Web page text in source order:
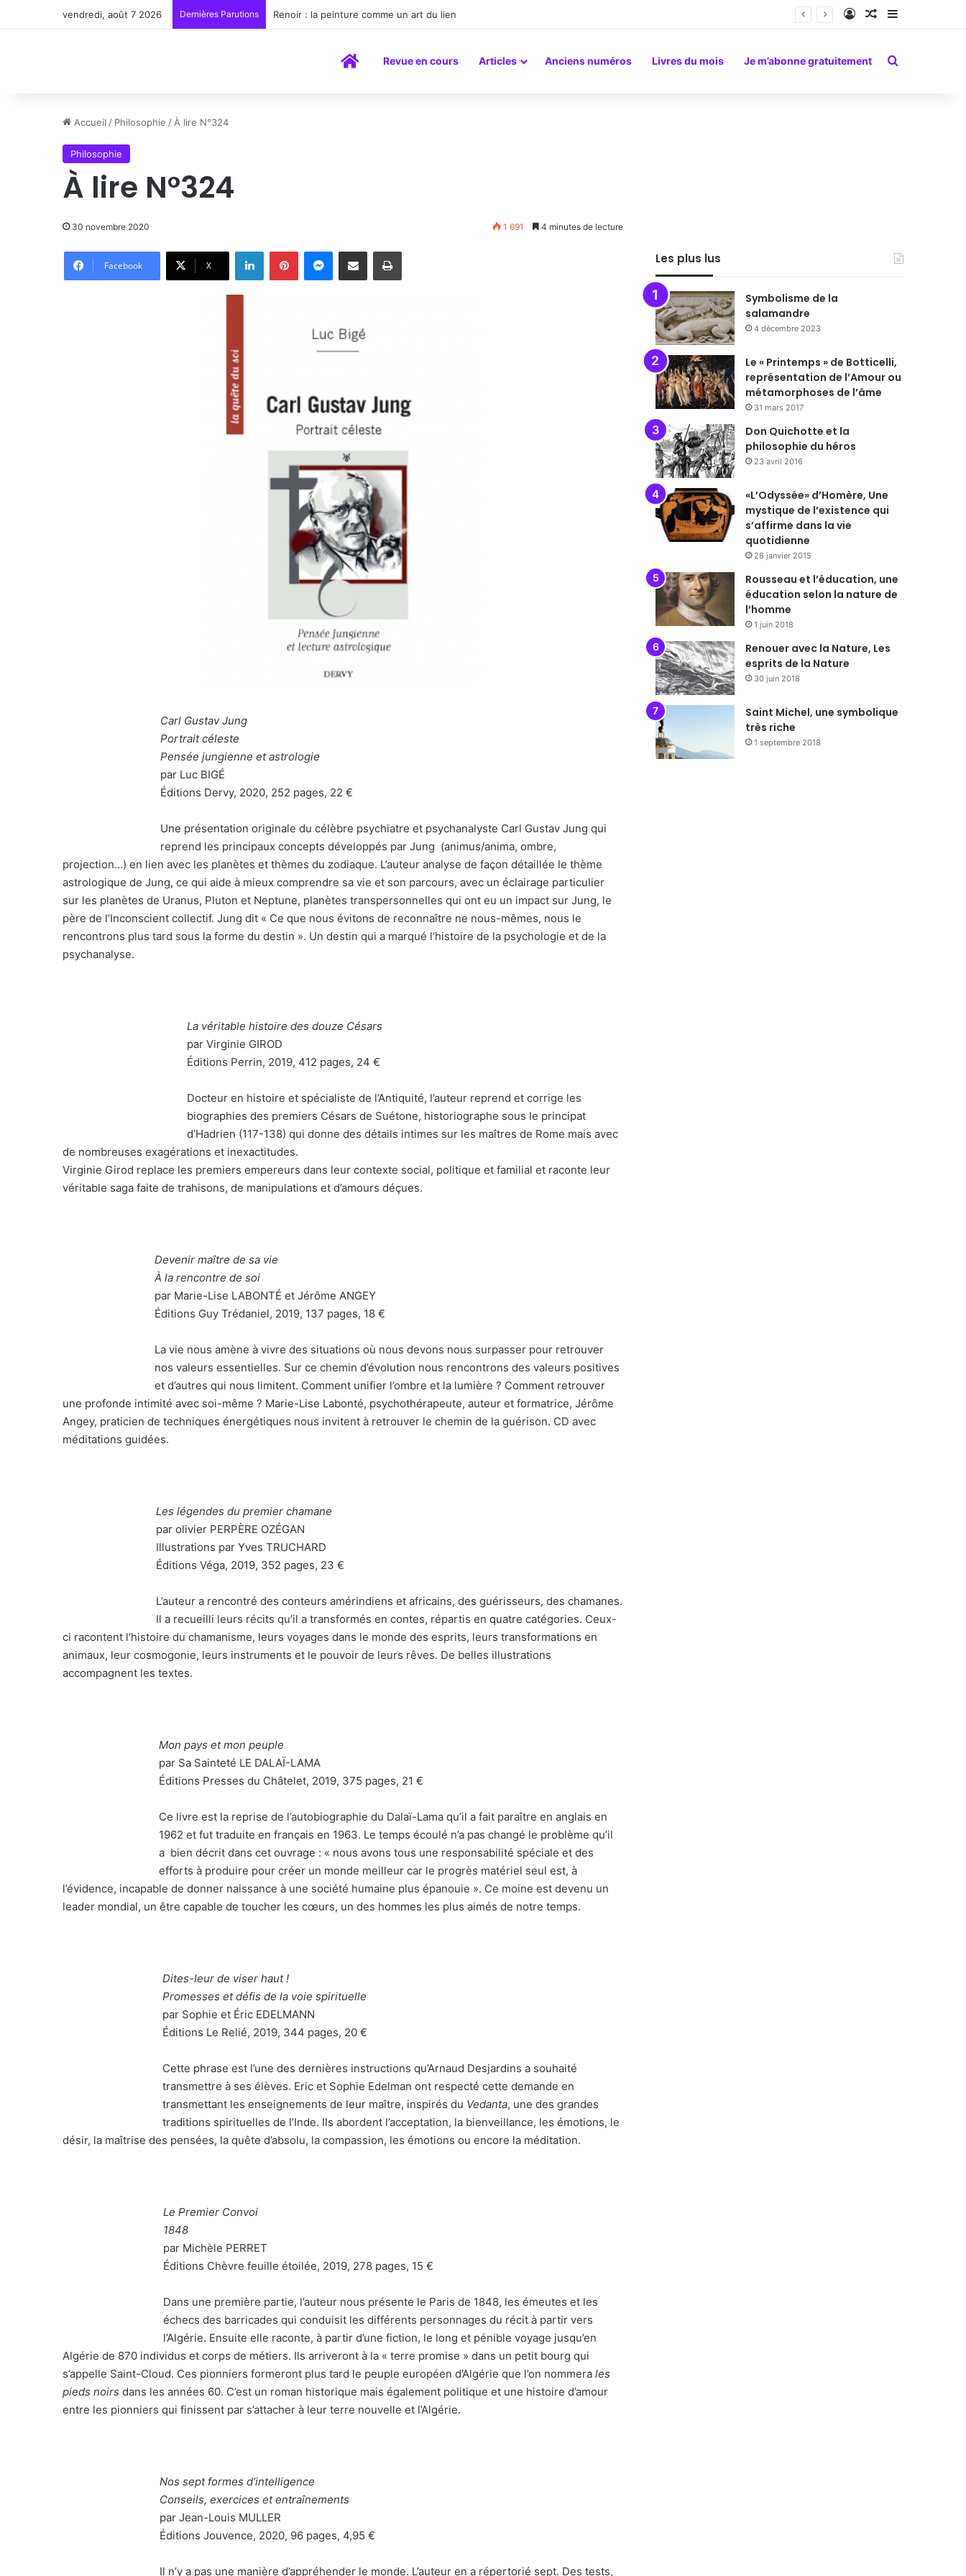
vendredi, août 7 2026 Dernières Parutions Renoir : la peinture comme un art du lien Connexion
Article Aléatoire
Sidebar
AccueilRevue en cours Articles Anciens numéros Livres du mois Je m’abonne gratuitement Rechercher
Accueil / Philosophie / À lire N°324
Philosophie
À lire N°324
30 novembre 2020 1 691 4 minutes de lecture
Facebook X
LinkedinPinterestMessenger
Partager par email Imprimer
Carl Gustav Jung
Portrait céleste
Pensée jungienne et astrologie
par Luc BIGÉ
Éditions Dervy, 2020, 252 pages, 22 €
Une présentation originale du célèbre psychiatre et psychanalyste Carl Gustav Jung qui
reprend les principaux concepts développés par Jung (animus/anima, ombre,
projection…) en lien avec les planètes et thèmes du zodiaque. L’auteur analyse de façon détaillée le thème
astrologique de Jung, ce qui aide à mieux comprendre sa vie et son parcours, avec un éclairage particulier
sur les planètes de Uranus, Pluton et Neptune, planètes transpersonnelles qui ont eu un impact sur Jung, le
père de l’Inconscient collectif. Jung dit « Ce que nous évitons de reconnaître ne nous-mêmes, nous le
rencontrons plus tard sous la forme du destin ». Un destin qui a marqué l’histoire de la psychologie et de la
psychanalyse.
La véritable histoire des douze Césars
par Virginie GIROD
Éditions Perrin, 2019, 412 pages, 24 €
Docteur en histoire et spécialiste de l’Antiquité, l’auteur reprend et corrige les
biographies des premiers Césars de Suétone, historiographe sous le principat
d’Hadrien (117-138) qui donne des détails intimes sur les maîtres de Rome mais avec
de nombreuses exagérations et inexactitudes.
Virginie Girod replace les premiers empereurs dans leur contexte social, politique et familial et raconte leur
véritable saga faite de trahisons, de manipulations et d’amours déçues.
Devenir maître de sa vie
À la rencontre de soi
par Marie-Lise LABONTÉ et Jérôme ANGEY
Éditions Guy Trédaniel, 2019, 137 pages, 18 €
La vie nous amène à vivre des situations où nous devons nous surpasser pour retrouver
nos valeurs essentielles. Sur ce chemin d’évolution nous rencontrons des valeurs positives
et d’autres qui nous limitent. Comment unifier l’ombre et la lumière ? Comment retrouver
une profonde intimité avec soi-même ? Marie-Lise Labonté, psychothérapeute, auteur et formatrice, Jérôme
Angey, praticien de techniques énergétiques nous invitent à retrouver le chemin de la guérison. CD avec
méditations guidées.
Les légendes du premier chamane
par olivier PERPÈRE OZÉGAN
Illustrations par Yves TRUCHARD
Éditions Véga, 2019, 352 pages, 23 €
L’auteur a rencontré des conteurs amérindiens et africains, des guérisseurs, des chamanes.
Il a recueilli leurs récits qu’il a transformés en contes, répartis en quatre catégories. Ceux-
ci racontent l’histoire du chamanisme, leurs voyages dans le monde des esprits, leurs transformations en
animaux, leur cosmogonie, leurs instruments et le pouvoir de leurs rêves. De belles illustrations
accompagnent les textes.
Mon pays et mon peuple
par Sa Sainteté LE DALAÏ-LAMA
Éditions Presses du Châtelet, 2019, 375 pages, 21 €
Ce livre est la reprise de l’autobiographie du Dalaï-Lama qu’il a fait paraître en anglais en
1962 et fut traduite en français en 1963. Le temps écoulé n’a pas changé le problème qu’il
a bien décrit dans cet ouvrage : « nous avons tous une responsabilité spéciale et des
efforts à produire pour créer un monde meilleur car le progrès matériel seul est, à
l’évidence, incapable de donner naissance à une société humaine plus épanouie ». Ce moine est devenu un
leader mondial, un être capable de toucher les cœurs, un des hommes les plus aimés de notre temps.
Dites-leur de viser haut !
Promesses et défis de la voie spirituelle
par Sophie et Éric EDELMANN
Éditions Le Relié, 2019, 344 pages, 20 €
Cette phrase est l’une des dernières instructions qu’Arnaud Desjardins a souhaité
transmettre à ses élèves. Eric et Sophie Edelman ont respecté cette demande en
transmettant les enseignements de leur maître, inspirés du Vedanta, une des grandes
traditions spirituelles de l’Inde. Ils abordent l’acceptation, la bienveillance, les émotions, le
désir, la maîtrise des pensées, la quête d’absolu, la compassion, les émotions ou encore la méditation.
Le Premier Convoi
1848
par Michèle PERRET
Éditions Chèvre feuille étoilée, 2019, 278 pages, 15 €
Dans une première partie, l’auteur nous présente le Paris de 1848, les émeutes et les
échecs des barricades qui conduisit les différents personnages du récit à partir vers
l’Algérie. Ensuite elle raconte, à partir d’une fiction, le long et pénible voyage jusqu’en
Algérie de 870 individus et corps de métiers. Ils arriveront à la « terre promise » dans un petit bourg qui
s’appelle Saint-Cloud. Ces pionniers formeront plus tard le peuple européen d’Algérie que l’on nommera les
pieds noirs dans les années 60. C’est un roman historique mais également politique et une histoire d’amour
entre les pionniers qui finissent par s’attacher à leur terre nouvelle et l’Algérie.
Nos sept formes d’intelligence
Conseils, exercices et entraînements
par Jean-Louis MULLER
Éditions Jouvence, 2020, 96 pages, 4,95 €
Il n’y a pas une manière d’appréhender le monde. L’auteur en a répertorié sept. Des tests,
Les plus lus
Symbolisme de la
salamandre
4 décembre 2023
Le « Printemps » de Botticelli,
représentation de l’Amour ou
métamorphoses de l’âme
31 mars 2017
Don Quichotte et la
philosophie du héros
23 avril 2016
«L’Odyssée» d’Homère, Une
mystique de l’existence qui
s’affirme dans la vie
quotidienne
28 janvier 2015
Rousseau et l’éducation, une
éducation selon la nature de
l’homme
1 juin 2018
Renouer avec la Nature, Les
esprits de la Nature
30 juin 2018
Saint Michel, une symbolique
très riche
1 septembre 2018